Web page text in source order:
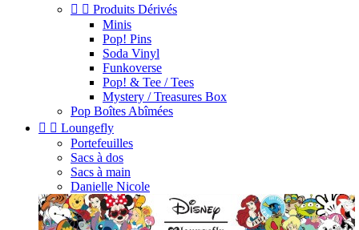
  Produits Dérivés
Minis
Pop! Pins
Soda Vinyl
Funkoverse
Pop! & Tee / Tees
Mystery / Treasures Box
Pop Boîtes Abîmées
  Loungefly
Portefeuilles
Sacs à dos
Sacs à main
Danielle Nicole